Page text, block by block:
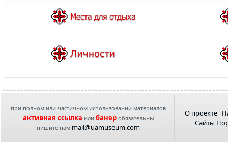
при полном или частичном использовании материалов
активная ссылка или банеробязательны
пишите нам mail@uamuseum.com
О проекте
Сайты